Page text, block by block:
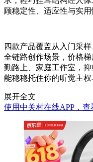
顾稳定性、适应性与实用
四款产品覆盖从入门采
全链路创作场景，价格
勤路上、家庭工作室，
能稳稳托住你的听觉主权
展开全文
使用中关村在线APP，